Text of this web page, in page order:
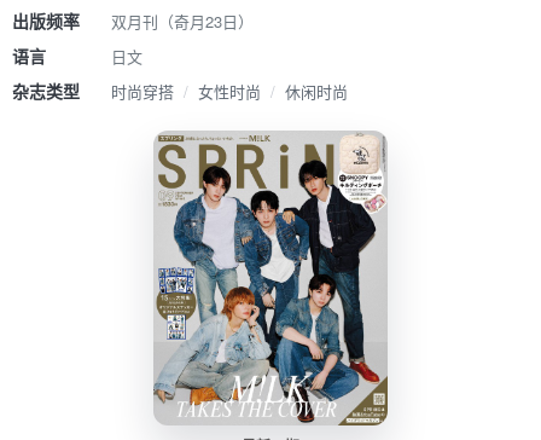
出版频率 双月刊（奇月23日）
语言 日文
杂志类型 时尚穿搭 / 女性时尚 / 休闲时尚